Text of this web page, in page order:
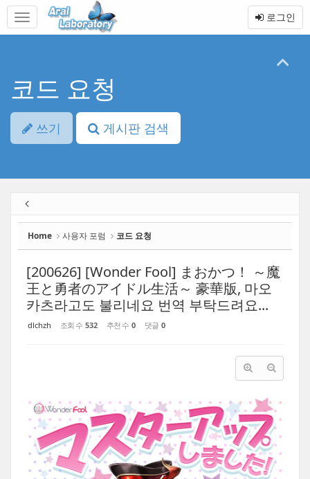
본
바
메
토
로그인
코드 요청
쓰기 게시판 검색
Home 사용자 포럼 코드 요청
[200626] [Wonder Fool] まおかつ！ ～魔
王と勇者のアイドル生活～ 豪華版, 마오
카츠라고도 불리네요 번역 부탁드려요...
dlchzh 조회 수 532 추천 수 0 댓글 0